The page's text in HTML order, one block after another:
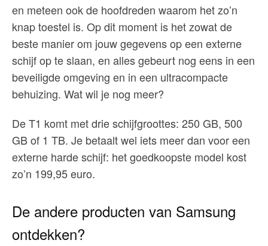
en meteen ook de hoofdreden waarom het zo’n
knap toestel is. Op dit moment is het zowat de
beste manier om jouw gegevens op een externe
schijf op te slaan, en alles gebeurt nog eens in een
beveiligde omgeving en in een ultracompacte
behuizing. Wat wil je nog meer?
De T1 komt met drie schijfgroottes: 250 GB, 500
GB of 1 TB. Je betaalt wel iets meer dan voor een
externe harde schijf: het goedkoopste model kost
zo’n 199,95 euro.
De andere producten van Samsung
ontdekken?